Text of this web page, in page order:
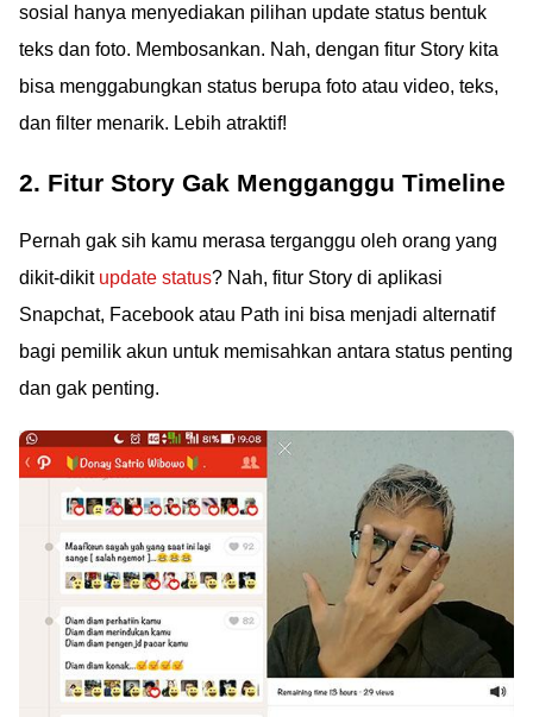
sosial hanya menyediakan pilihan update status bentuk
teks dan foto. Membosankan. Nah, dengan fitur Story kita
bisa menggabungkan status berupa foto atau video, teks,
dan filter menarik. Lebih atraktif!
2. Fitur Story Gak Mengganggu Timeline
Pernah gak sih kamu merasa terganggu oleh orang yang
dikit-dikit update status? Nah, fitur Story di aplikasi
Snapchat, Facebook atau Path ini bisa menjadi alternatif
bagi pemilik akun untuk memisahkan antara status penting
dan gak penting.